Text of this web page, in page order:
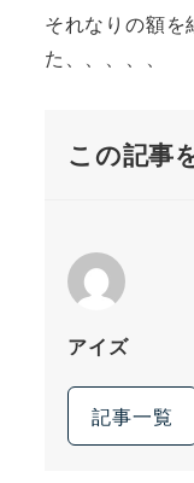
それなりの額を
た、、、、、
この記事
アイズ
記事一覧